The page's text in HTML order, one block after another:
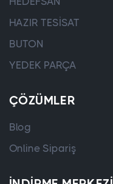
HAZIR TESİSAT
BUTON
YEDEK PARÇA
ÇÖZÜMLER
Blog
Online Sipariş